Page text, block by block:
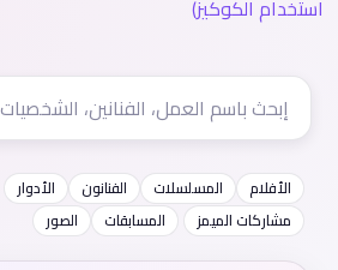
استخدام الكوكيز)
الأفلام المسلسلات الفنانون الأدوار
مشاركات الميمز
المسابقات الصور